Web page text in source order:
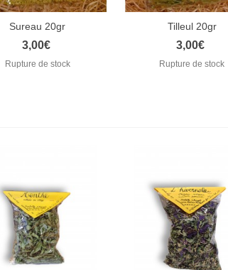
Les yeux doux
9,00€
Aperçu rapide
Sureau 20gr
3,00€
Rupture de stock
Aperçu rapide
Tilleul 20gr
3,00€
Rupture de stock